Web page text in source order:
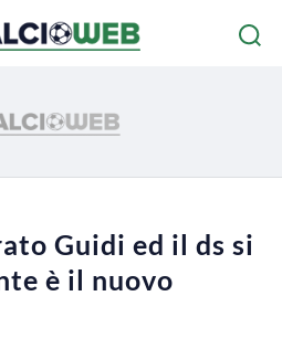
Guidi ed il ds si
è il nuovo